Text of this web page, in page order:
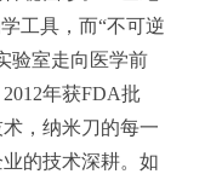
工具，而“不可逆
验室走向医学前
年获FDA批
，纳米刀的每一
的技术深耕。如